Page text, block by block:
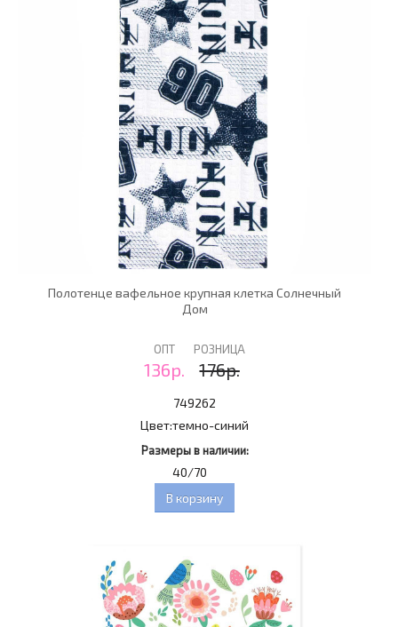
Полотенце вафельное крупная клетка Солнечный
Дом
ОПТ
136р.
РОЗНИЦА
176р.
749262
Цвет:темно-синий
Размеры в наличии:
40/70
В корзину